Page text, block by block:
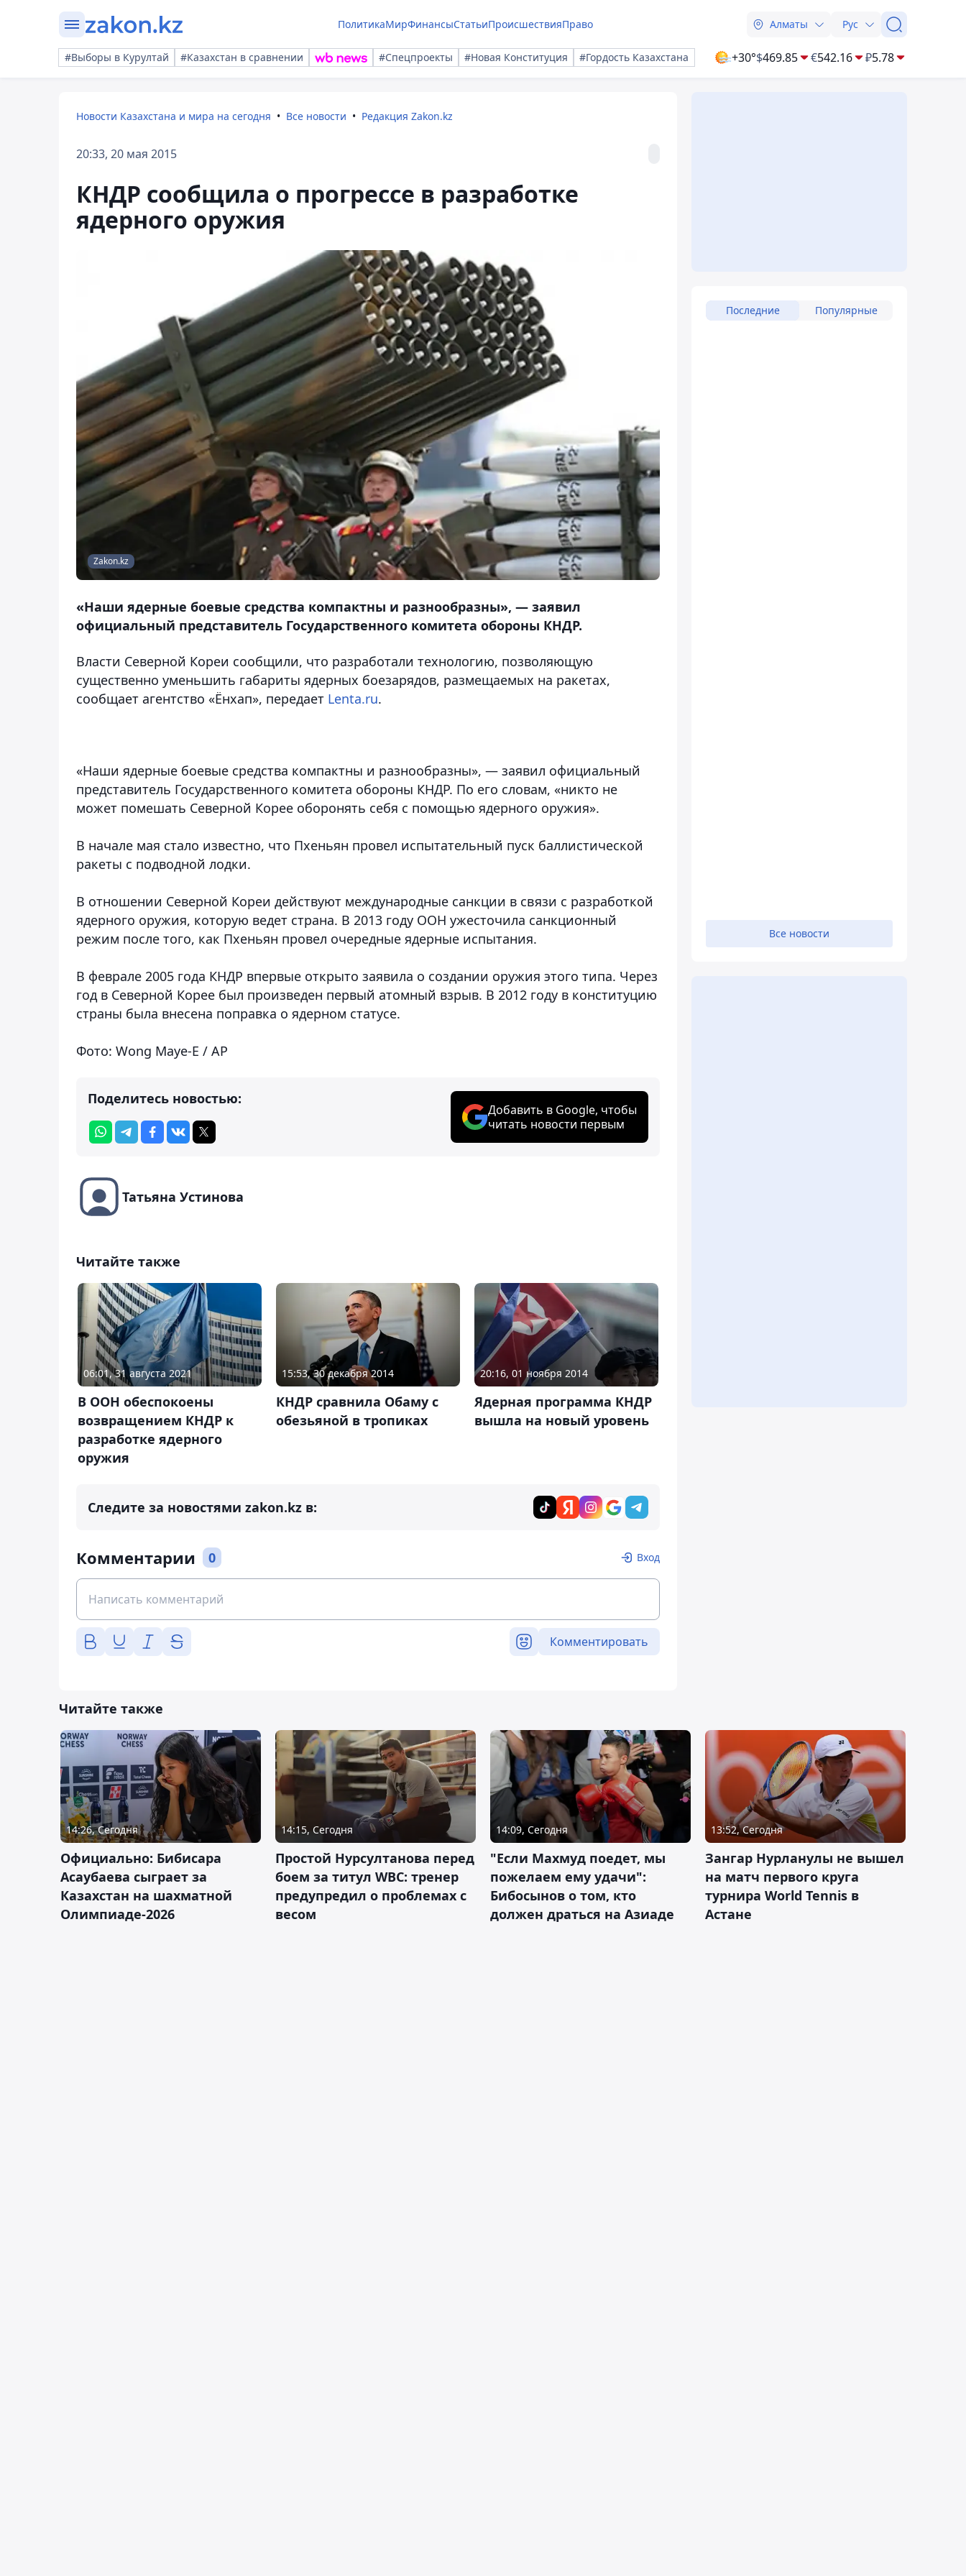
ПолитикаМирФинансыСтатьиПроисшествияПраво Алматы Рус
#Выборы в Курултай #Казахстан в сравнении #Спецпроекты #Новая Конституция #Гордость Казахстана +30°$469.85 €542.16 ₽5.78
Новости Казахстана и мира на сегодня Все новости Редакция Zakon.kz
20:33, 20 мая 2015
КНДР сообщила о прогрессе в разработке
ядерного оружия
Zakon.kz
«Наши ядерные боевые средства компактны и разнообразны», — заявил
официальный представитель Государственного комитета обороны КНДР.
Власти Северной Кореи сообщили, что разработали технологию, позволяющую
существенно уменьшить габариты ядерных боезарядов, размещаемых на ракетах,
сообщает агентство «Ёнхап», передает Lenta.ru.
«Наши ядерные боевые средства компактны и разнообразны», — заявил официальный
представитель Государственного комитета обороны КНДР. По его словам, «никто не
может помешать Северной Корее оборонять себя с помощью ядерного оружия».
В начале мая стало известно, что Пхеньян провел испытательный пуск баллистической
ракеты с подводной лодки.
В отношении Северной Кореи действуют международные санкции в связи с разработкой
ядерного оружия, которую ведет страна. В 2013 году ООН ужесточила санкционный
режим после того, как Пхеньян провел очередные ядерные испытания.
В феврале 2005 года КНДР впервые открыто заявила о создании оружия этого типа. Через
год в Северной Корее был произведен первый атомный взрыв. В 2012 году в конституцию
страны была внесена поправка о ядерном статусе.
Фото: Wong Maye-E / AP
Поделитесь новостью:
Добавить в Google, чтобы
читать новости первым
Татьяна Устинова
Читайте также
06:01, 31 августа 2021
В ООН обеспокоены
возвращением КНДР к
разработке ядерного
оружия
15:53, 30 декабря 2014
КНДР сравнила Обаму с
обезьяной в тропиках
20:16, 01 ноября 2014
Ядерная программа КНДР
вышла на новый уровень
Следите за новостями zakon.kz в:
Комментарии 0 Вход
Комментировать
Последние Популярные
Все новости
Читайте также
14:26, Сегодня
Официально: Бибисара
Асаубаева сыграет за
Казахстан на шахматной
Олимпиаде-2026
14:15, Сегодня
Простой Нурсултанова перед
боем за титул WBC: тренер
предупредил о проблемах с
весом
14:09, Сегодня
"Если Махмуд поедет, мы
пожелаем ему удачи":
Бибосынов о том, кто
должен драться на Азиаде
13:52, Сегодня
Зангар Нурланулы не вышел
на матч первого круга
турнира World Tennis в
Астане